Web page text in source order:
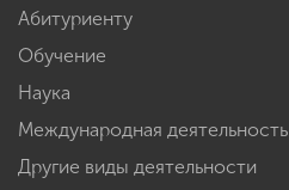
Абитуриенту
Обучение
Наука
Международная деятельность
Другие виды деятельности